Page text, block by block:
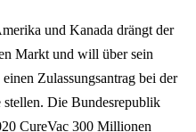
und Kanada drängt der
Markt und will über sein
Zulassungsantrag bei der
stellen. Die Bundesrepublik
CureVac 300 Millionen